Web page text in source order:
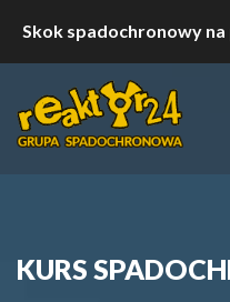
Skok spadochronowy
KURS